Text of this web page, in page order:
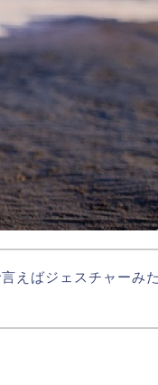
えばジェスチャーみ